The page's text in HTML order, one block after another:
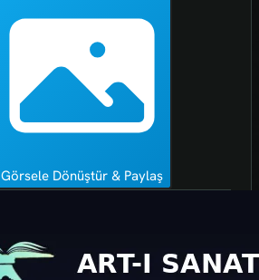
Görsele Dönüştür & Paylaş